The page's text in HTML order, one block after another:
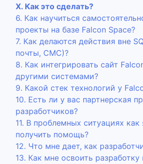
Х. Как это сделать?
6. Как научиться
проекты на базе Falcon Space?
7. Как делаются действия вне
почты, СМС)?
8. Как интегрировать сайт
другими системами?
9. Какой стек технологий у
10. Есть ли у вас партнерская
разработчиков?
11. В проблемных ситуациях как
получить помощь?
12. Что мне дает, как
13. Как мне освоить разработку